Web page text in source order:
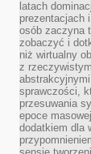
latach
prezentacjach
osób zaczyna
zobaczyć i
niż wirtualny
z
sprawczości,
przesuwania
epoce
dodatkiem dla